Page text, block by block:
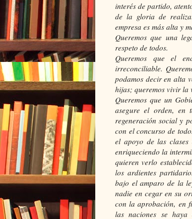
interés de partido,
de la gloria de
empresa es más alta y
Queremos que una
respeto de todos.
Queremos que el
irreconciliable.
podamos decir en alta
hijas; queremos vivir la
Queremos que un
asegure el orden, en
regeneración social y
con el concurso de
el apoyo de las
enriqueciendo la
quieren verlo
los ardientes
bajo el amparo de la
nadie en cegar en su
con la aprobación, en
las naciones se